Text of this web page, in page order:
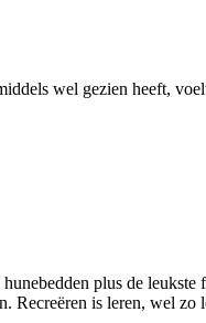
wel gezien heeft,
plus de leukste
Recreëren is leren, wel